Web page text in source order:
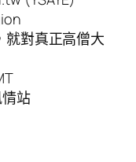
就對真正高僧大
站